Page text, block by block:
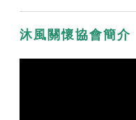
沐風關懷協會簡介